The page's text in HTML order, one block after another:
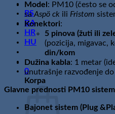
RS
BA
HR
HU
0
Korpa
Model : PM10 (često se
saAspö ck ili Fristom
Konektori:
5 pinova (žuti ili
(pozicija, migavac,
din/kom
Dužina kabla: 1 metar
unutrašnje razvođenje
Glavne prednosti PM10
Bajonet sistem (Plug